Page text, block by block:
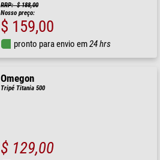
RRP: $ 188,00
Nosso preço:
$ 159,00
pronto para envio em24 hrs
Omegon
Tripé Titania 500
$ 129,00